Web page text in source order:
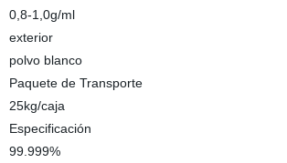
0,8-1,0g/ml
exterior
polvo blanco
Paquete de Transporte
25kg/caja
Especificación
99.999%